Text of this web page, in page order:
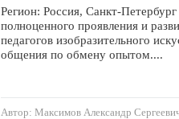
Регион: Россия, Санкт-
полноценного проявления и
педагогов изобразительного
общения по обмену опытом....
Автор: Максимов Александр